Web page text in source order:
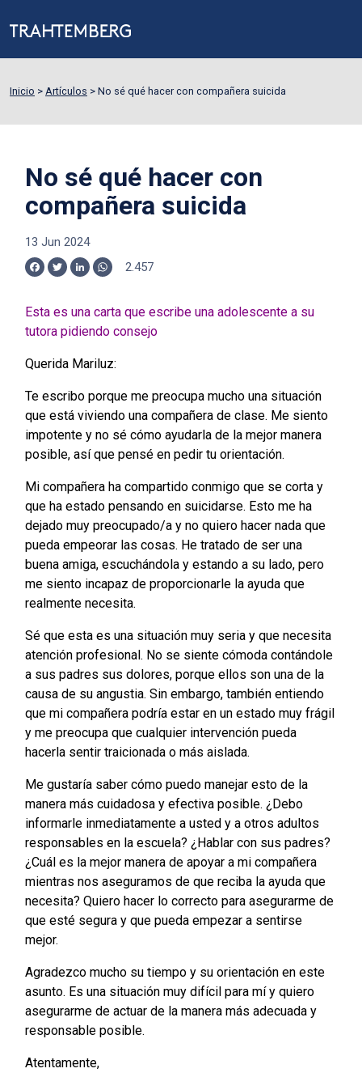
Inicio > Artículos > No sé qué hacer con compañera suicida
No sé qué hacer con
compañera suicida
13 Jun 2024
Facebook
TwitterLinkedInWhatsApp
2.457
Esta es una carta que escribe una adolescente a su
tutora pidiendo consejo
Querida Mariluz:
Te escribo porque me preocupa mucho una situación
que está viviendo una compañera de clase. Me siento
impotente y no sé cómo ayudarla de la mejor manera
posible, así que pensé en pedir tu orientación.
Mi compañera ha compartido conmigo que se corta y
que ha estado pensando en suicidarse. Esto me ha
dejado muy preocupado/a y no quiero hacer nada que
pueda empeorar las cosas. He tratado de ser una
buena amiga, escuchándola y estando a su lado, pero
me siento incapaz de proporcionarle la ayuda que
realmente necesita.
Sé que esta es una situación muy seria y que necesita
atención profesional. No se siente cómoda contándole
a sus padres sus dolores, porque ellos son una de la
causa de su angustia. Sin embargo, también entiendo
que mi compañera podría estar en un estado muy frágil
y me preocupa que cualquier intervención pueda
hacerla sentir traicionada o más aislada.
Me gustaría saber cómo puedo manejar esto de la
manera más cuidadosa y efectiva posible. ¿Debo
informarle inmediatamente a usted y a otros adultos
responsables en la escuela? ¿Hablar con sus padres?
¿Cuál es la mejor manera de apoyar a mi compañera
mientras nos aseguramos de que reciba la ayuda que
necesita? Quiero hacer lo correcto para asegurarme de
que esté segura y que pueda empezar a sentirse
mejor.
Agradezco mucho su tiempo y su orientación en este
asunto. Es una situación muy difícil para mí y quiero
asegurarme de actuar de la manera más adecuada y
responsable posible.
Atentamente,